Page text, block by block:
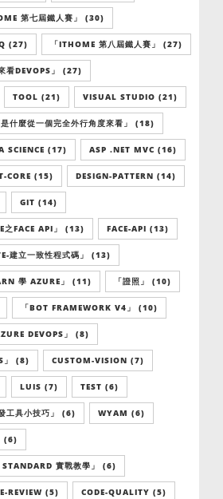
第七屆鐵人賽」 (30)
(27) 「ITHOME 第八屆鐵人賽」 (27)
看DEVOPS」 (27)
TOOL (21) VISUAL STUDIO (21)
是什麼從一個完全外行角度來看」 (18)
SCIENCE (17) ASP .NET MVC (16)
CORE (15) DESIGN-PATTERN (14)
GIT (14)
之FACE API」 (13) FACE-API (13)
建立一致性程式碼」 (13)
學 AZURE」 (11) 「證照」 (10)
「BOT FRAMEWORK V4」 (10)
DEVOPS」 (8)
」 (8) CUSTOM-VISION (7)
LUIS (7) TEST (6)
發工具小技巧」 (6) WYAM (6)
(6)
STANDARD 實戰教學」 (6)
REVIEW (5) CODE-QUALITY (5)